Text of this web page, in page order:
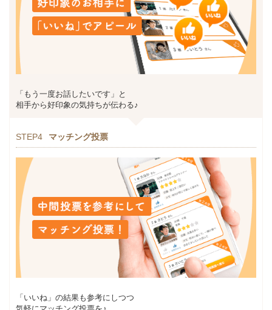
「もう一度お話したいです」と
相手から好印象の気持ちが伝わる♪
STEP4 マッチング投票
「いいね」の結果も参考にしつつ